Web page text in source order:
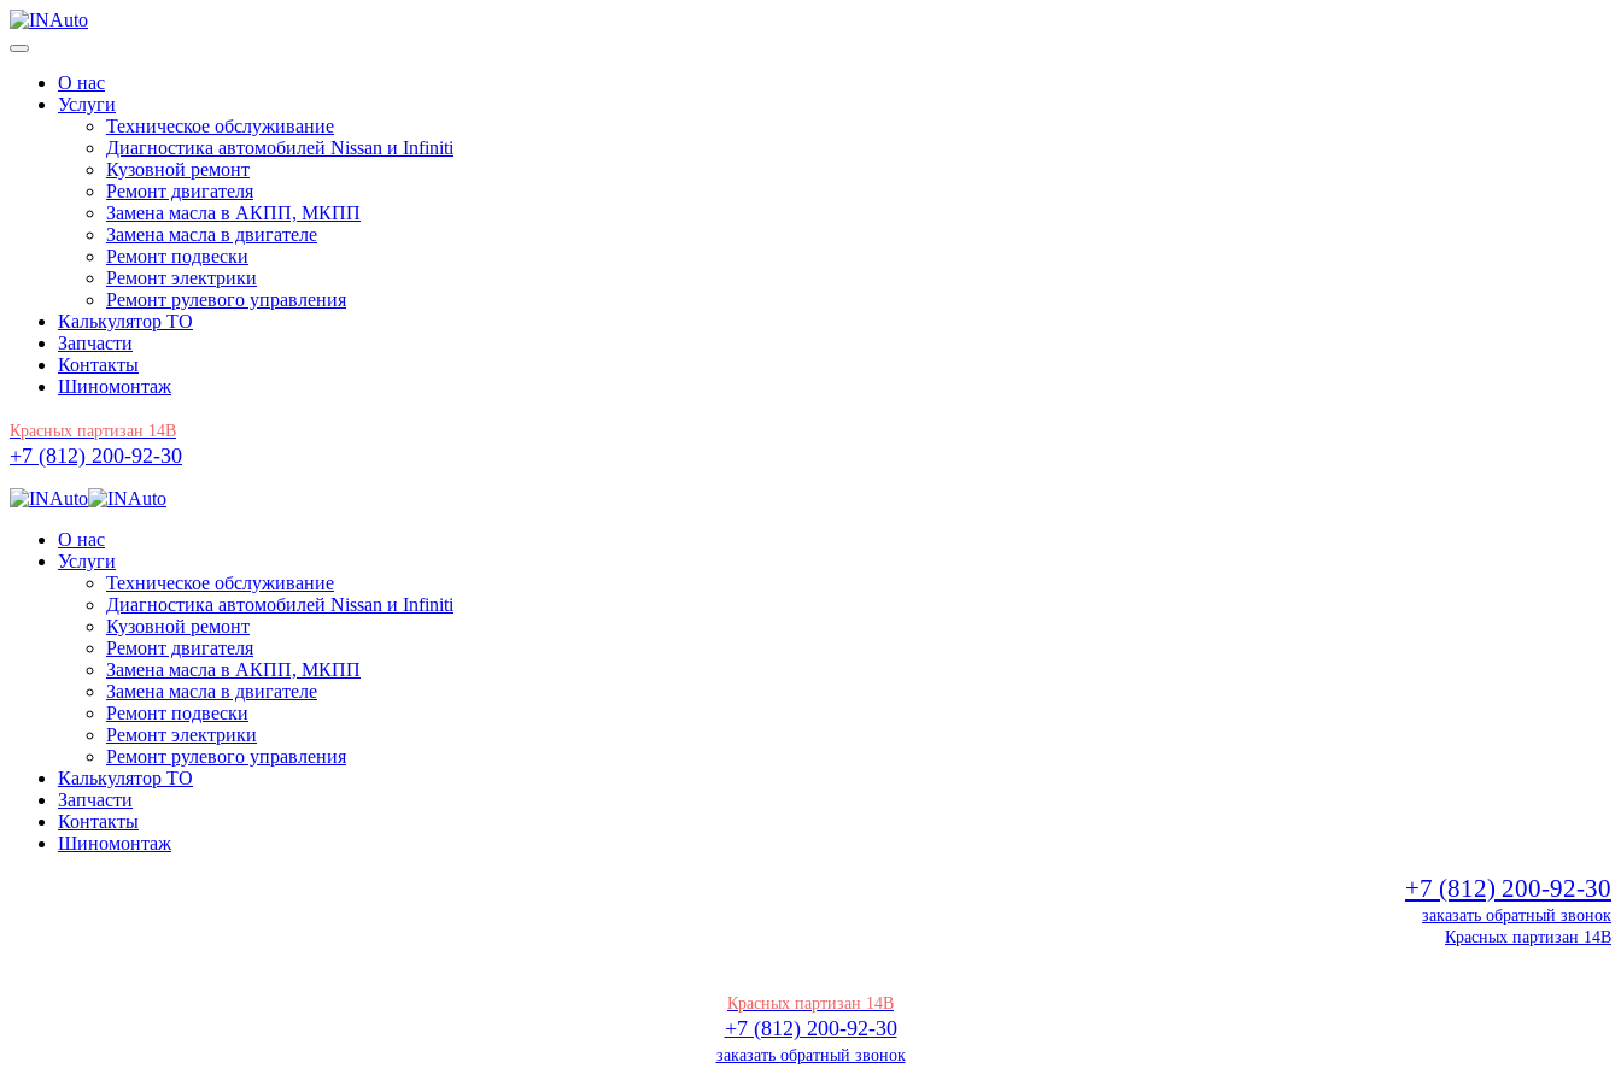
О нас
Услуги
Техническое обслуживание
Диагностика автомобилей Nissan и Infiniti
Кузовной ремонт
Ремонт двигателя
Замена масла в АКПП, МКПП
Замена масла в двигателе
Ремонт подвески
Ремонт электрики
Ремонт рулевого управления
Калькулятор ТО
Запчасти
Контакты
Шиномонтаж
Красных партизан 14В
+7 (812) 200-92-30
О нас
Услуги
Техническое обслуживание
Диагностика автомобилей Nissan и Infiniti
Кузовной ремонт
Ремонт двигателя
Замена масла в АКПП, МКПП
Замена масла в двигателе
Ремонт подвески
Ремонт электрики
Ремонт рулевого управления
Калькулятор ТО
Запчасти
Контакты
Шиномонтаж
+7 (812) 200-92-30
заказать обратный звонок
Красных партизан 14В
Красных партизан 14В
+7 (812) 200-92-30
заказать обратный звонок